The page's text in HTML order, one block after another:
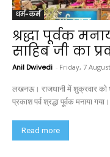
धर्म-कर्म
श्रद्धा पूर्वक
साहिब जी का
Anil Dwivedi - Friday, 7
लखनऊ। राजधानी में शुक्रवार को
प्रकाश पर्व श्रद्धा पूर्वक मनाया
Read more